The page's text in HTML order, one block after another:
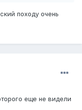
походу очень
еще не видели